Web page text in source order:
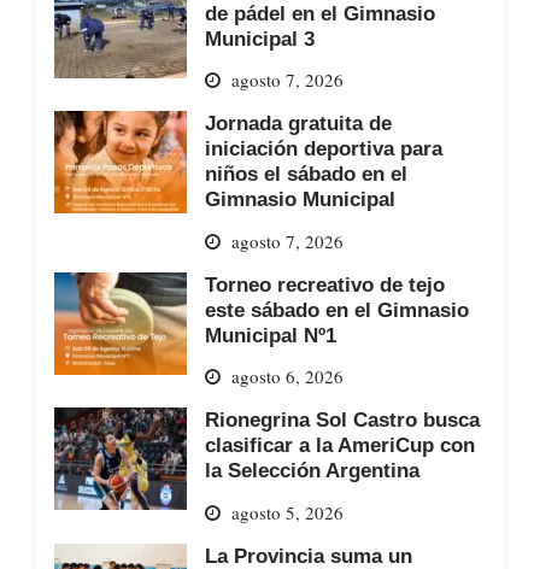
de pádel en el Gimnasio
Municipal 3
agosto 7, 2026
Jornada gratuita de
iniciación deportiva para
niños el sábado en el
Gimnasio Municipal
agosto 7, 2026
Torneo recreativo de tejo
este sábado en el Gimnasio
Municipal Nº1
agosto 6, 2026
Rionegrina Sol Castro busca
clasificar a la AmeriCup con
la Selección Argentina
agosto 5, 2026
La Provincia suma un